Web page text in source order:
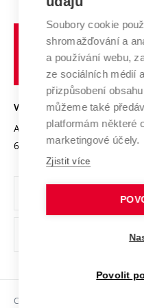
Systém zajišťování kvality
Výzkumné infrastruktury
Transfer znalostí
Open Science
Projekty
Projekty ze strukturálních
Specifický výzkum
Spolupráce se školami
Mezinárodní dohody
Univerzitní sítě
Profil univerzity
Udržitelná univerzita
Podnikavá univerzita /
Bezpečná univerzita
Vyznamenání
Organizační struktura
Ochrana osobních údajů
odkaz)
Sociální bezpečí
VYSOKÉ UČENÍ TECHNICKÉ
Antonínská 548/1
602 00 Brno
Copyright © 2026 VUT
Soubory cookie
shromažďování a
a používání webu,
ze sociálních médií
přizpůsobení
můžeme také
platformám některé
marketingové účely.
Zjistit více
Povolit